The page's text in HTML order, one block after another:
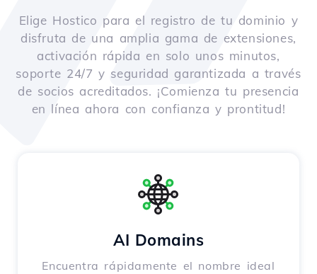
Elige Hostico para el registro de tu dominio y
disfruta de una amplia gama de extensiones,
activación rápida en solo unos minutos,
soporte 24/7 y seguridad garantizada a través
de socios acreditados. ¡Comienza tu presencia
en línea ahora con confianza y prontitud!
AI Domains
Encuentra rápidamente el nombre ideal